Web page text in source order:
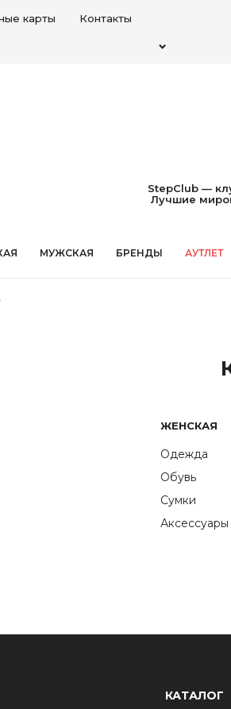
карты Контакты
StepClub —
Лучшие
МУЖСКАЯ БРЕНДЫ АУТЛЕТ
ЖЕНСКАЯ
Одежда
Обувь
Сумки
Аксессуары
КАТАЛОГ